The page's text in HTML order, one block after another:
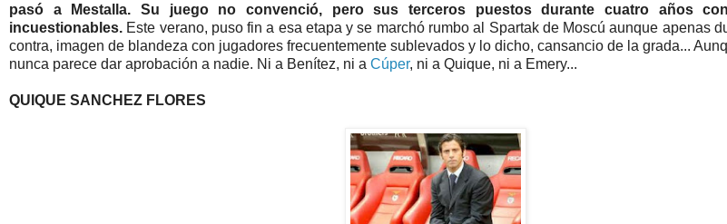
pasó a Mestalla. Su juego no convenció, pero sus terceros puestos durante cuatro años
incuestionables. Este verano, puso fin a esa etapa y se marchó rumbo al Spartak de Moscú aunque apenas
contra, imagen de blandeza con jugadores frecuentemente sublevados y lo dicho, cansancio de la grada...
nunca parece dar aprobación a nadie. Ni a Benítez, ni a Cúper, ni a Quique, ni a Emery...
QUIQUE SANCHEZ FLORES